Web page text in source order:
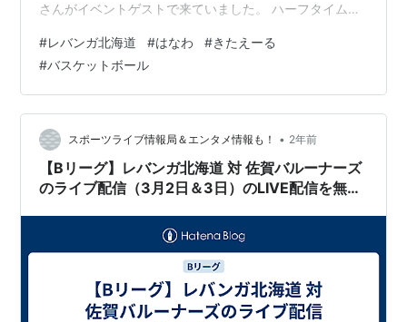
さんがイベントゲストで来ていました。 ハーフタイムに
ッチーでしたね（写真はその時の一枚です） この後、は
なわさんと麒麟の田村さん、折茂社長とレバンガOBの牧
(全)さんが加わってトークショーが行われました。 ハー
フタイム時点で20点差をつけられていたので、折茂社長
の容赦ないだめ出しと、大差の試合をどう戦うかという
テーマになってしまった…
#レバンガ北海道 #はなわ #きたえーる
#バスケットボール
スポーツライブ情報局＆エンタメ情報も！ • 2年前
【Bリーグ】レバンガ北海道 対 佐賀バルーナーズ
のライブ配信（3月2日＆3日）のLIVE配信を無料